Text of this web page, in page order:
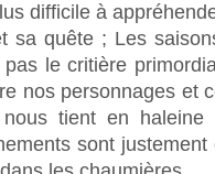
difficile à
sa quête ; Les
pas le critière
nos personnages et
tient en
sont